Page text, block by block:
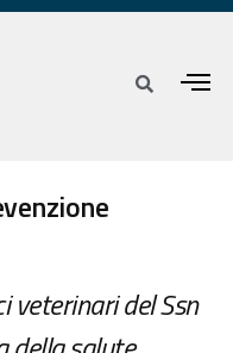
veterinari del Ssn